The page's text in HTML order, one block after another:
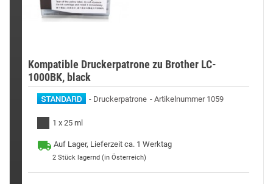
Kompatible Druckerpatrone zu Brother LC-
1000BK, black
Druckerpatrone Artikelnummer 1059
1 x 25 ml
Auf Lager, Lieferzeit ca. 1 Werktag
2 Stück lagernd (in Österreich)